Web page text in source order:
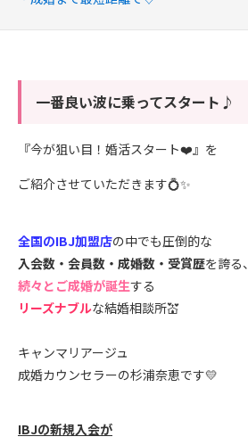
一番良い波に乗ってスタート♪
『今が狙い目！婚活スタート❤️』を
ご紹介させていただきます💍✨
全国のIBJ加盟店の中でも圧倒的な
入会数・会員数・成婚数・受賞歴を誇る、
続々とご成婚が誕生する
リーズナブルな結婚相談所💒
キャンマリアージュ
成婚カウンセラーの杉浦奈恵です💛
IBJの新規入会が